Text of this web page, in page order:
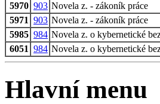
5970 903 Novela z. - zákoník práce
5971 903 Novela z. - zákoník práce
5985 984 Novela z. o kybernetické
6051 984 Novela z. o kybernetické
Hlavní menu